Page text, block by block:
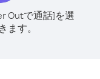
Outで通話]を選
ます。